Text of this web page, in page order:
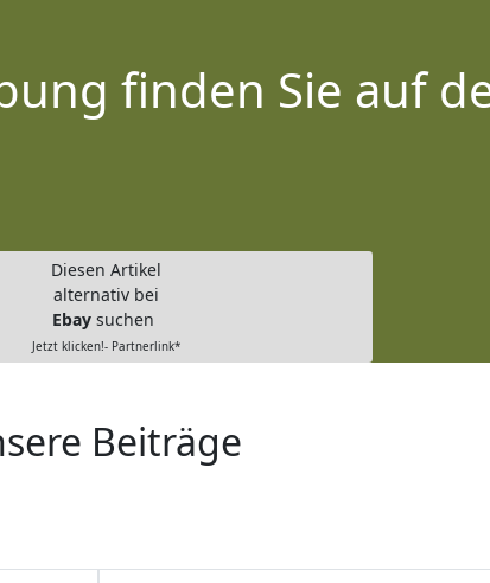
finden Sie auf
Diesen Artikel
alternativ bei
Ebay suchen
Jetzt klicken!- Partnerlink*
Beiträge